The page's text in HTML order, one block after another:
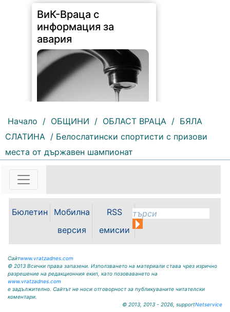
ВиК-Враца с
информация за
авария
209 | 2026-08-07 10:31:48
"Водоснабдяване и канализация“
ООД – Враца уведомява своите
потребители, че поради
спряно водоподаването в
ул."Никола Вапцаров" днес
07.08.2026г. до отстраняване на
аварията. Тел.: 092 66 11 19 Тел.:
0889 316...
Начало / ОБЩИНИ / ОБЛАСТ ВРАЦА / БЯЛА
СЛАТИНА / Белослатински спортисти с призови
места от държавен шампионат
Бюлетин
Мобилна
версия
RSS
емисии
Сайтwww.vratzadnes.com
© 2013 Всички права запазени. Използването на материали става чрез изрично
разрешение на редакционния екип, като позоваването на
www.vratzadnes.com
е задължително. Сайтът не носи отговорност за публикуваните читателски
коментари.
© 2013, 2013 - 2026, supportNetservice